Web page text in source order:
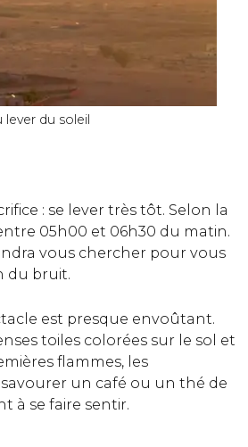
lever du soleil
: se lever très tôt. Selon la
05h00 et 06h30 du matin.
vous chercher pour vous
du bruit.
est presque envoûtant.
toiles colorées sur le sol et
flammes, les
un café ou un thé de
à se faire sentir.